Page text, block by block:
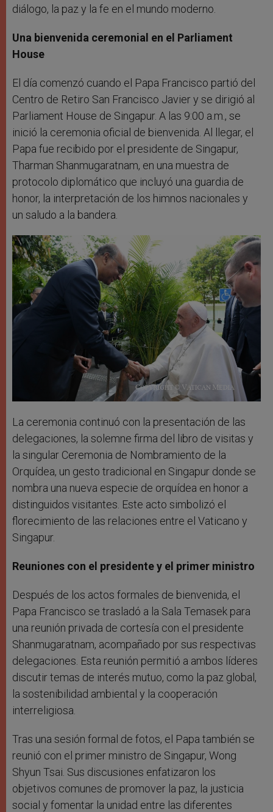
diálogo, la paz y la fe en el mundo moderno.
Una bienvenida ceremonial en el Parliament
House
El día comenzó cuando el Papa Francisco partió del
Centro de Retiro San Francisco Javier y se dirigió al
Parliament House de Singapur. A las 9:00 a.m., se
inició la ceremonia oficial de bienvenida. Al llegar, el
Papa fue recibido por el presidente de Singapur,
Tharman Shanmugaratnam, en una muestra de
protocolo diplomático que incluyó una guardia de
honor, la interpretación de los himnos nacionales y
un saludo a la bandera.
La ceremonia continuó con la presentación de las
delegaciones, la solemne firma del libro de visitas y
la singular Ceremonia de Nombramiento de la
Orquídea, un gesto tradicional en Singapur donde se
nombra una nueva especie de orquídea en honor a
distinguidos visitantes. Este acto simbolizó el
florecimiento de las relaciones entre el Vaticano y
Singapur.
Reuniones con el presidente y el primer ministro
Después de los actos formales de bienvenida, el
Papa Francisco se trasladó a la Sala Temasek para
una reunión privada de cortesía con el presidente
Shanmugaratnam, acompañado por sus respectivas
delegaciones. Esta reunión permitió a ambos líderes
discutir temas de interés mutuo, como la paz global,
la sostenibilidad ambiental y la cooperación
interreligiosa.
Tras una sesión formal de fotos, el Papa también se
reunió con el primer ministro de Singapur, Wong
Shyun Tsai. Sus discusiones enfatizaron los
objetivos comunes de promover la paz, la justicia
social y fomentar la unidad entre las diferentes